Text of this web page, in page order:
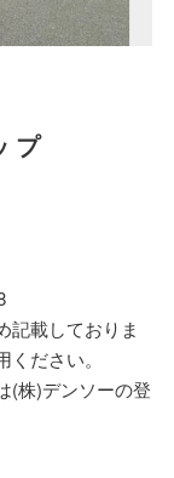
プ
記載しておりま
ださい。
(株)デンソーの登